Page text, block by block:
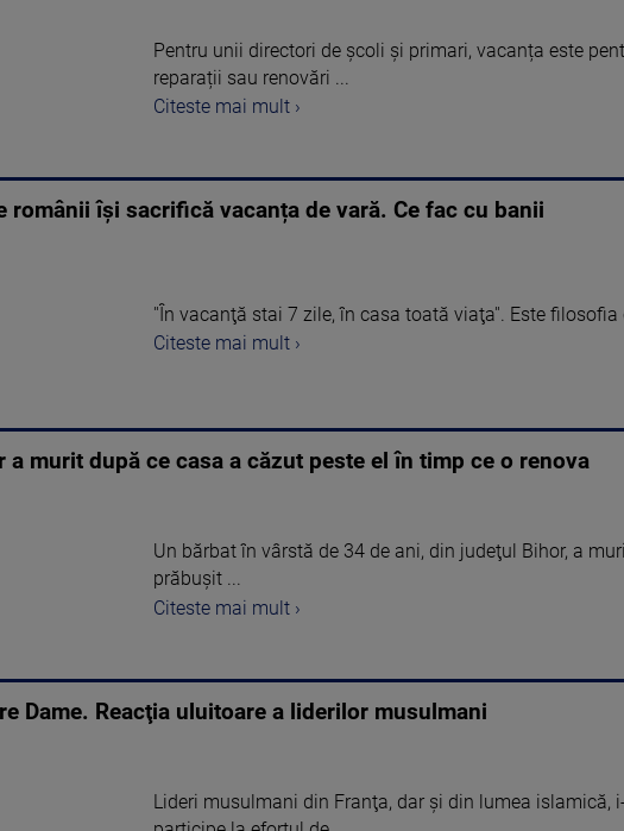
Pentru unii directori de școli și primari, vacanța este
reparații sau renovări ...
Citeste mai mult ›
românii își sacrifică vacanța de vară. Ce fac cu banii
''În vacanţă stai 7 zile, în casa toată viaţa''. Este
Citeste mai mult ›
a murit după ce casa a căzut peste el în timp ce o renova
Un bărbat în vârstă de 34 de ani, din judeţul Bihor, a
prăbuşit ...
Citeste mai mult ›
Dame. Reacţia uluitoare a liderilor musulmani
Lideri musulmani din Franţa, dar şi din lumea islamică,